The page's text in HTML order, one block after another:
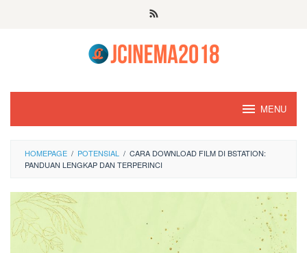
MENU
HOMEPAGE / POTENSIAL / CARA DOWNLOAD FILM DI BSTATION:
PANDUAN LENGKAP DAN TERPERINCI